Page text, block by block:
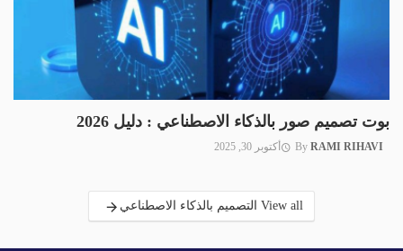
بوت تصميم صور بالذكاء الاصطناعي : دليل 2026
By RAMI RIHAVI أكتوبر 30, 2025
View all التصميم بالذكاء الاصطناعي